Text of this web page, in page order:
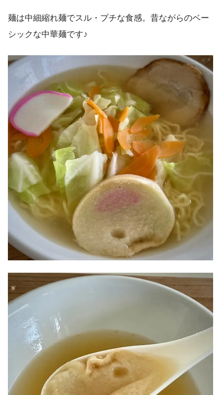
麺は中細縮れ麺でスル・プチな食感。昔ながらのベー
シックな中華麺です♪